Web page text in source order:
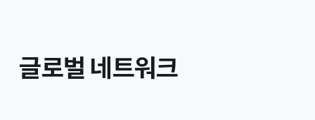
글로벌 네트워크